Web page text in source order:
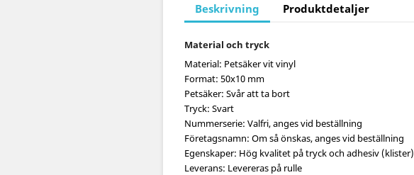
Beskrivning Produktdetaljer
Material och tryck
Material: Petsäker vit vinyl
Format: 50x10 mm
Petsäker: Svår att ta bort
Tryck: Svart
Nummerserie: Valfri, anges vid beställning
Företagsnamn: Om så önskas, anges vid beställning
Egenskaper: Hög kvalitet på tryck och adhesiv (klister)
Leverans: Levereras på rulle